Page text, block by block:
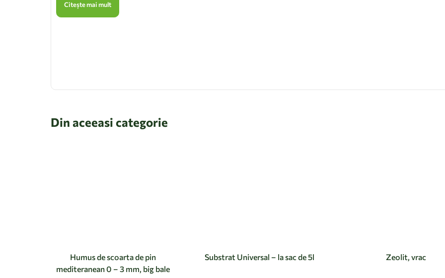
Citește mai mult
Din aceeasi categorie
Humus de scoarta de pin
mediteranean 0 – 3 mm, big bale
Substrat Universal – la sac de 5l Zeolit, vrac